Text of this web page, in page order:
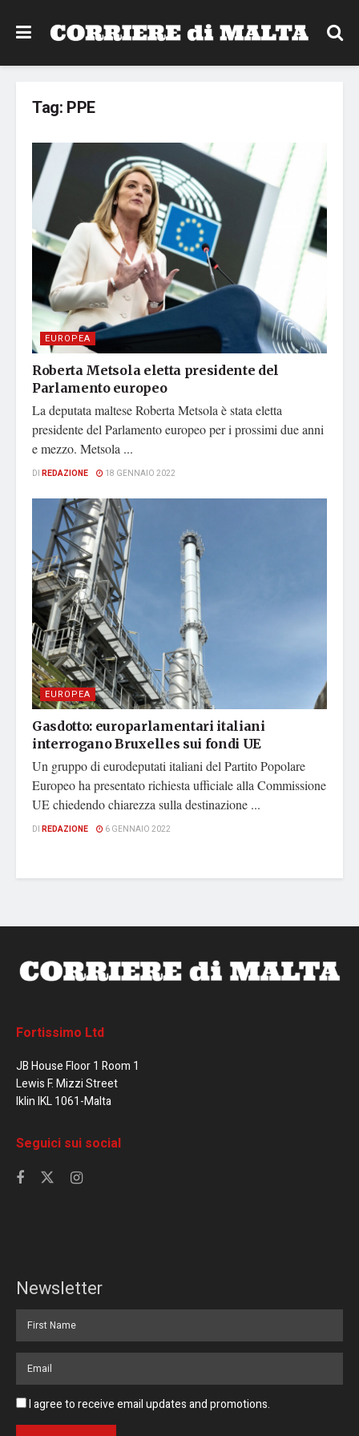
Tag: PPE
EUROPEA
Roberta Metsola eletta presidente del
Parlamento europeo
La deputata maltese Roberta Metsola è stata eletta
presidente del Parlamento europeo per i prossimi due anni
e mezzo. Metsola ...
DI REDAZIONE 18 GENNAIO 2022
EUROPEA
Gasdotto: europarlamentari italiani
interrogano Bruxelles sui fondi UE
Un gruppo di eurodeputati italiani del Partito Popolare
Europeo ha presentato richiesta ufficiale alla Commissione
UE chiedendo chiarezza sulla destinazione ...
DI REDAZIONE 6 GENNAIO 2022
Fortissimo Ltd
JB House Floor 1 Room 1
Lewis F. Mizzi Street
Iklin IKL 1061-Malta
Seguici sui social
Newsletter
I agree to receive email updates and promotions.